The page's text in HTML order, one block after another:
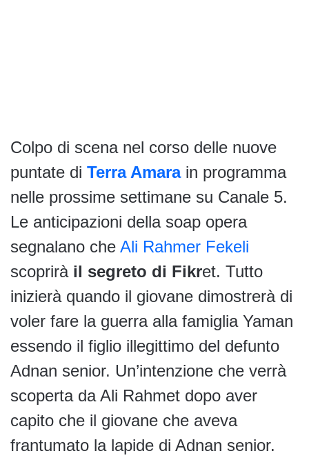
Colpo di scena nel corso delle nuove
puntate di Terra Amarain programma
nelle prossime settimane su Canale 5.
Le anticipazioni della soap opera
segnalano che Ali Rahmer Fekeli
scoprirà il segreto di Fikret. Tutto
inizierà quando il giovane dimostrerà di
voler fare la guerra alla famiglia Yaman
essendo il figlio illegittimo del defunto
Adnan senior. Un’intenzione che verrà
scoperta da Ali Rahmet dopo aver
capito che il giovane che aveva
frantumato la lapide di Adnan senior.